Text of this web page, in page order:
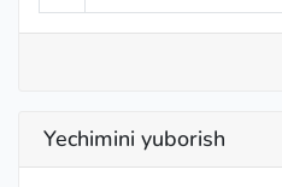
Yechimini yuborish